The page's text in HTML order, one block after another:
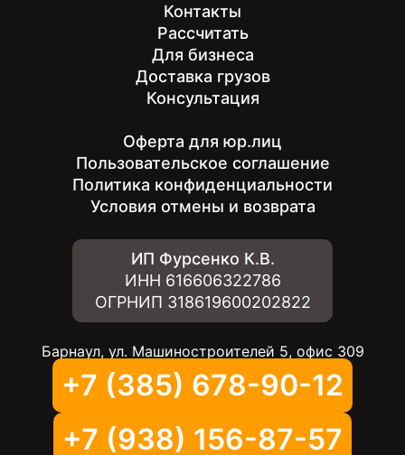
Контакты
Рассчитать
Для бизнеса
Доставка грузов
Консультация
Оферта для юр.лиц
Пользовательское соглашение
Политика конфиденциальности
Условия отмены и возврата
ИП Фурсенко К.В.
ИНН 616606322786
ОГРНИП 318619600202822
Барнаул, ул. Машиностроителей 5, офис 309
+7 (385) 678-90-12
+7 (938) 156-87-57